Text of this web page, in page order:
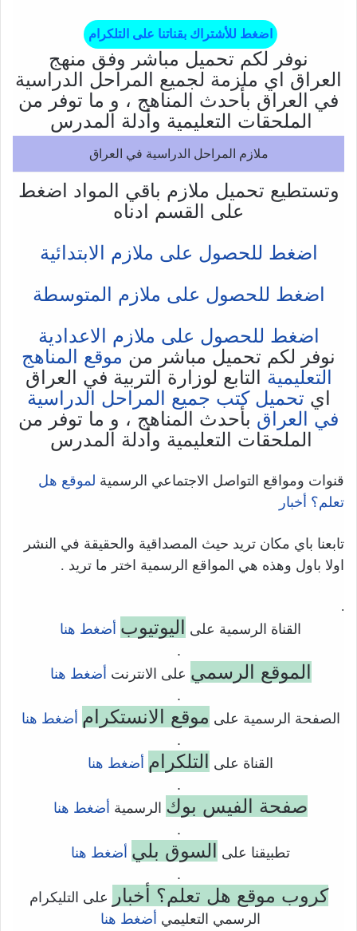
اضغط للأشتراك بقناتنا على التلكرام
نوفر لكم تحميل مباشر وفق منهج
العراق اي ملزمة لجميع المراحل الدراسية
في العراق بأحدث المناهج ، و ما توفر من
الملحقات التعليمية وأدلة المدرس
ملازم المراحل الدراسية في العراق
وتستطيع تحميل ملازم باقي المواد اضغط
على القسم ادناه
اضغط للحصول على ملازم الابتدائية
اضغط للحصول على ملازم المتوسطة
اضغط للحصول على ملازم الاعدادية
نوفر لكم تحميل مباشر من موقع المناهج
التعليمية التابع لوزارة التربية في العراق
اي تحميل كتب جميع المراحل الدراسية
في العراق بأحدث المناهج ، و ما توفر من
الملحقات التعليمية وأدلة المدرس
قنوات ومواقع التواصل الاجتماعي الرسمية لموقع هل
تعلم؟ أخبار
تابعنا باي مكان تريد حيث المصداقية والحقيقة في النشر
اولا باول وهذه هي المواقع الرسمية اختر ما تريد .
.
القناة الرسمية على اليوتيوب أضغط هنا
.
الموقع الرسمي على الانترنت أضغط هنا
.
الصفحة الرسمية على موقع الانستكرام
أضغط هنا
.
القناة على
التلكرام
أضغط هنا
.
صفحة الفيس بوك الرسمية أضغط هنا
.
تطبيقنا على
السوق بلي أضغط هنا
.
كروب موقع هل تعلم؟ أخبار
على التليكرام
الرسمي التعليمي أضغط هنا